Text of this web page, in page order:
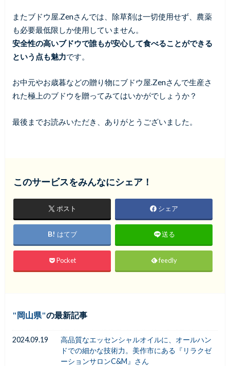
またブドウ屋.Zenさんでは、除草剤は一切使用せず、農薬
も必要最低限しか使用していません。
安全性の高いブドウで誰もが安心して食べることができる
という点も魅力です。
お中元やお歳暮などの贈り物にブドウ屋.Zenさんで生産さ
れた極上のブドウを贈ってみてはいかがでしょうか？
最後までお読みいただき、ありがとうございました。
このサービスをみんなにシェア！
ポスト シェア
はてブ 送る
Pocket feedly
岡山県 の最新記事
2024.09.19
高品質なエッセンシャルオイルに、オールハン
ドでの細かな技術力。美作市にある『リラクゼ
ーションサロンC&M』さん